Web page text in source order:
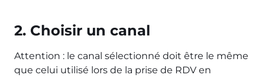
2. Choisir un canal
Attention : le canal sélectionné doit être le même
que celui utilisé lors de la prise de RDV en